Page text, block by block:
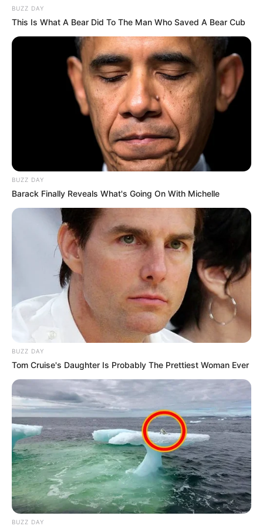
complet du jour
Votre premier pari?
Si c’est une première pour vous alors avant de vous lancer
MEILLEURES OFFRES DE LA SEMAINE !
Pronostic Quinté+ logique ou futur Quinté
gagnant du PRIX RESORT BARRIERE DEAUVILLE-
TROUVILLE
Le pronostic Quinté logique avec la liste des chevaux les
plus en vue du programme pour gagner. Vous pouvez
l’établir avec l’aide du logiciel Logic-prono et les grands
noms de la presse hippique comme: Bilto, Canal-Turf,
Dauphiné-Libéré, Equidia, Europe1, GENY, la Gazette des
Courses, Le Parisien, le Républicain-Lorrain, l’Indépendant,
Ouest-France, Paris Courses, Paris-Turf, RTL, Sud Ouest,
Tiercé Magazine, Tropiques FM, Week-End et Zone-Turf, et
bien d’autres encore.
Faites votre propre synthèse avec l’aide du Logiciel 100%
gratuit et obtenez un pronostic Logique ou avec des
BUZZ DAY
This Is What A Bear Did To The Man Who Saved A Bear Cub
BUZZ DAY
Barack Finally Reveals What's Going On With Michelle
BUZZ DAY
Tom Cruise's Daughter Is Probably The Prettiest Woman Ever
BUZZ DAY